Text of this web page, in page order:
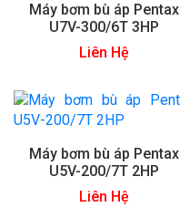
Máy bơm bù áp Pentax
U7V-300/6T 3HP
Liên Hệ
Máy bơm bù áp Pentax
U5V-200/7T 2HP
Liên Hệ